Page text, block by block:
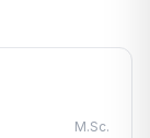
M.Sc.